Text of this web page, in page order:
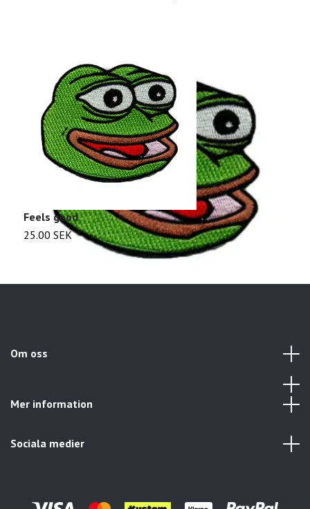
Feels good
25.00 SEK
Om oss
Mer information
Sociala medier